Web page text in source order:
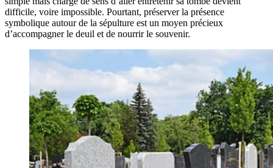
difficile, voire impossible. Pourtant, préserver la présence
symbolique autour de la sépulture est un moyen précieux
d’accompagner le deuil et de nourrir le souvenir.